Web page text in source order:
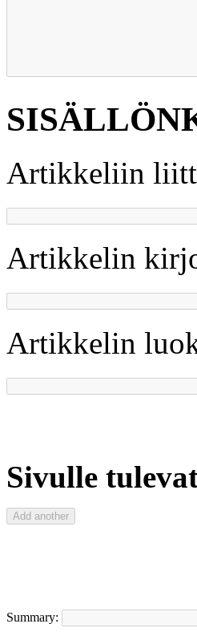
Artikkeliin
Artikkelin
Artikkelin
Sivulle
Summary: